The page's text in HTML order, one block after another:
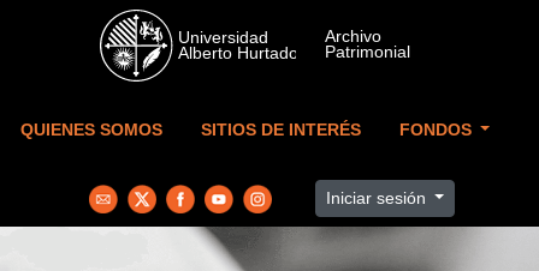
Skip to main content
QUIENES SOMOS SITIOS DE INTERÉS FONDOS
Iniciar sesión